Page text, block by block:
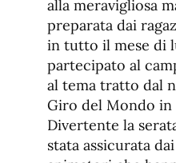
alla meravigliosa
preparata dai
in tutto il mese di
partecipato al
al tema tratto dal
Giro del Mondo in
Divertente la
stata assicurata